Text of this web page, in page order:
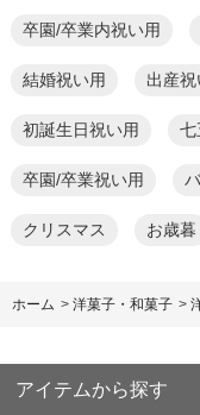
卒園/卒業内祝い用
結婚祝い用 出産祝
初誕生日祝い用 七
卒園/卒業祝い用
クリスマス お歳暮
ホーム > 洋菓子・和菓子 >
アイテムから探す